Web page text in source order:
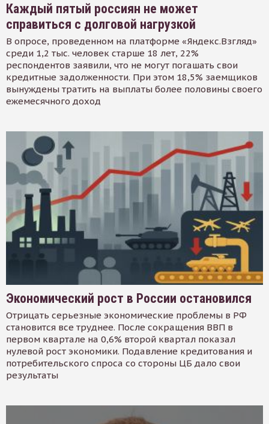
Каждый пятый россиян не может
справиться с долговой нагрузкой
В опросе, проведенном на платформе «Яндекс.Взгляд»
среди 1,2 тыс. человек старше 18 лет, 22%
респондентов заявили, что не могут погашать свои
кредитные задолженности. При этом 18,5% заемщиков
вынуждены тратить на выплаты более половины своего
ежемесячного доход
Экономический рост в России остановился
Отрицать серьезные экономические проблемы в РФ
становится все труднее. После сокращения ВВП в
первом квартале на 0,6% второй квартал показал
нулевой рост экономики. Подавление кредитования и
потребительского спроса со стороны ЦБ дало свои
результаты